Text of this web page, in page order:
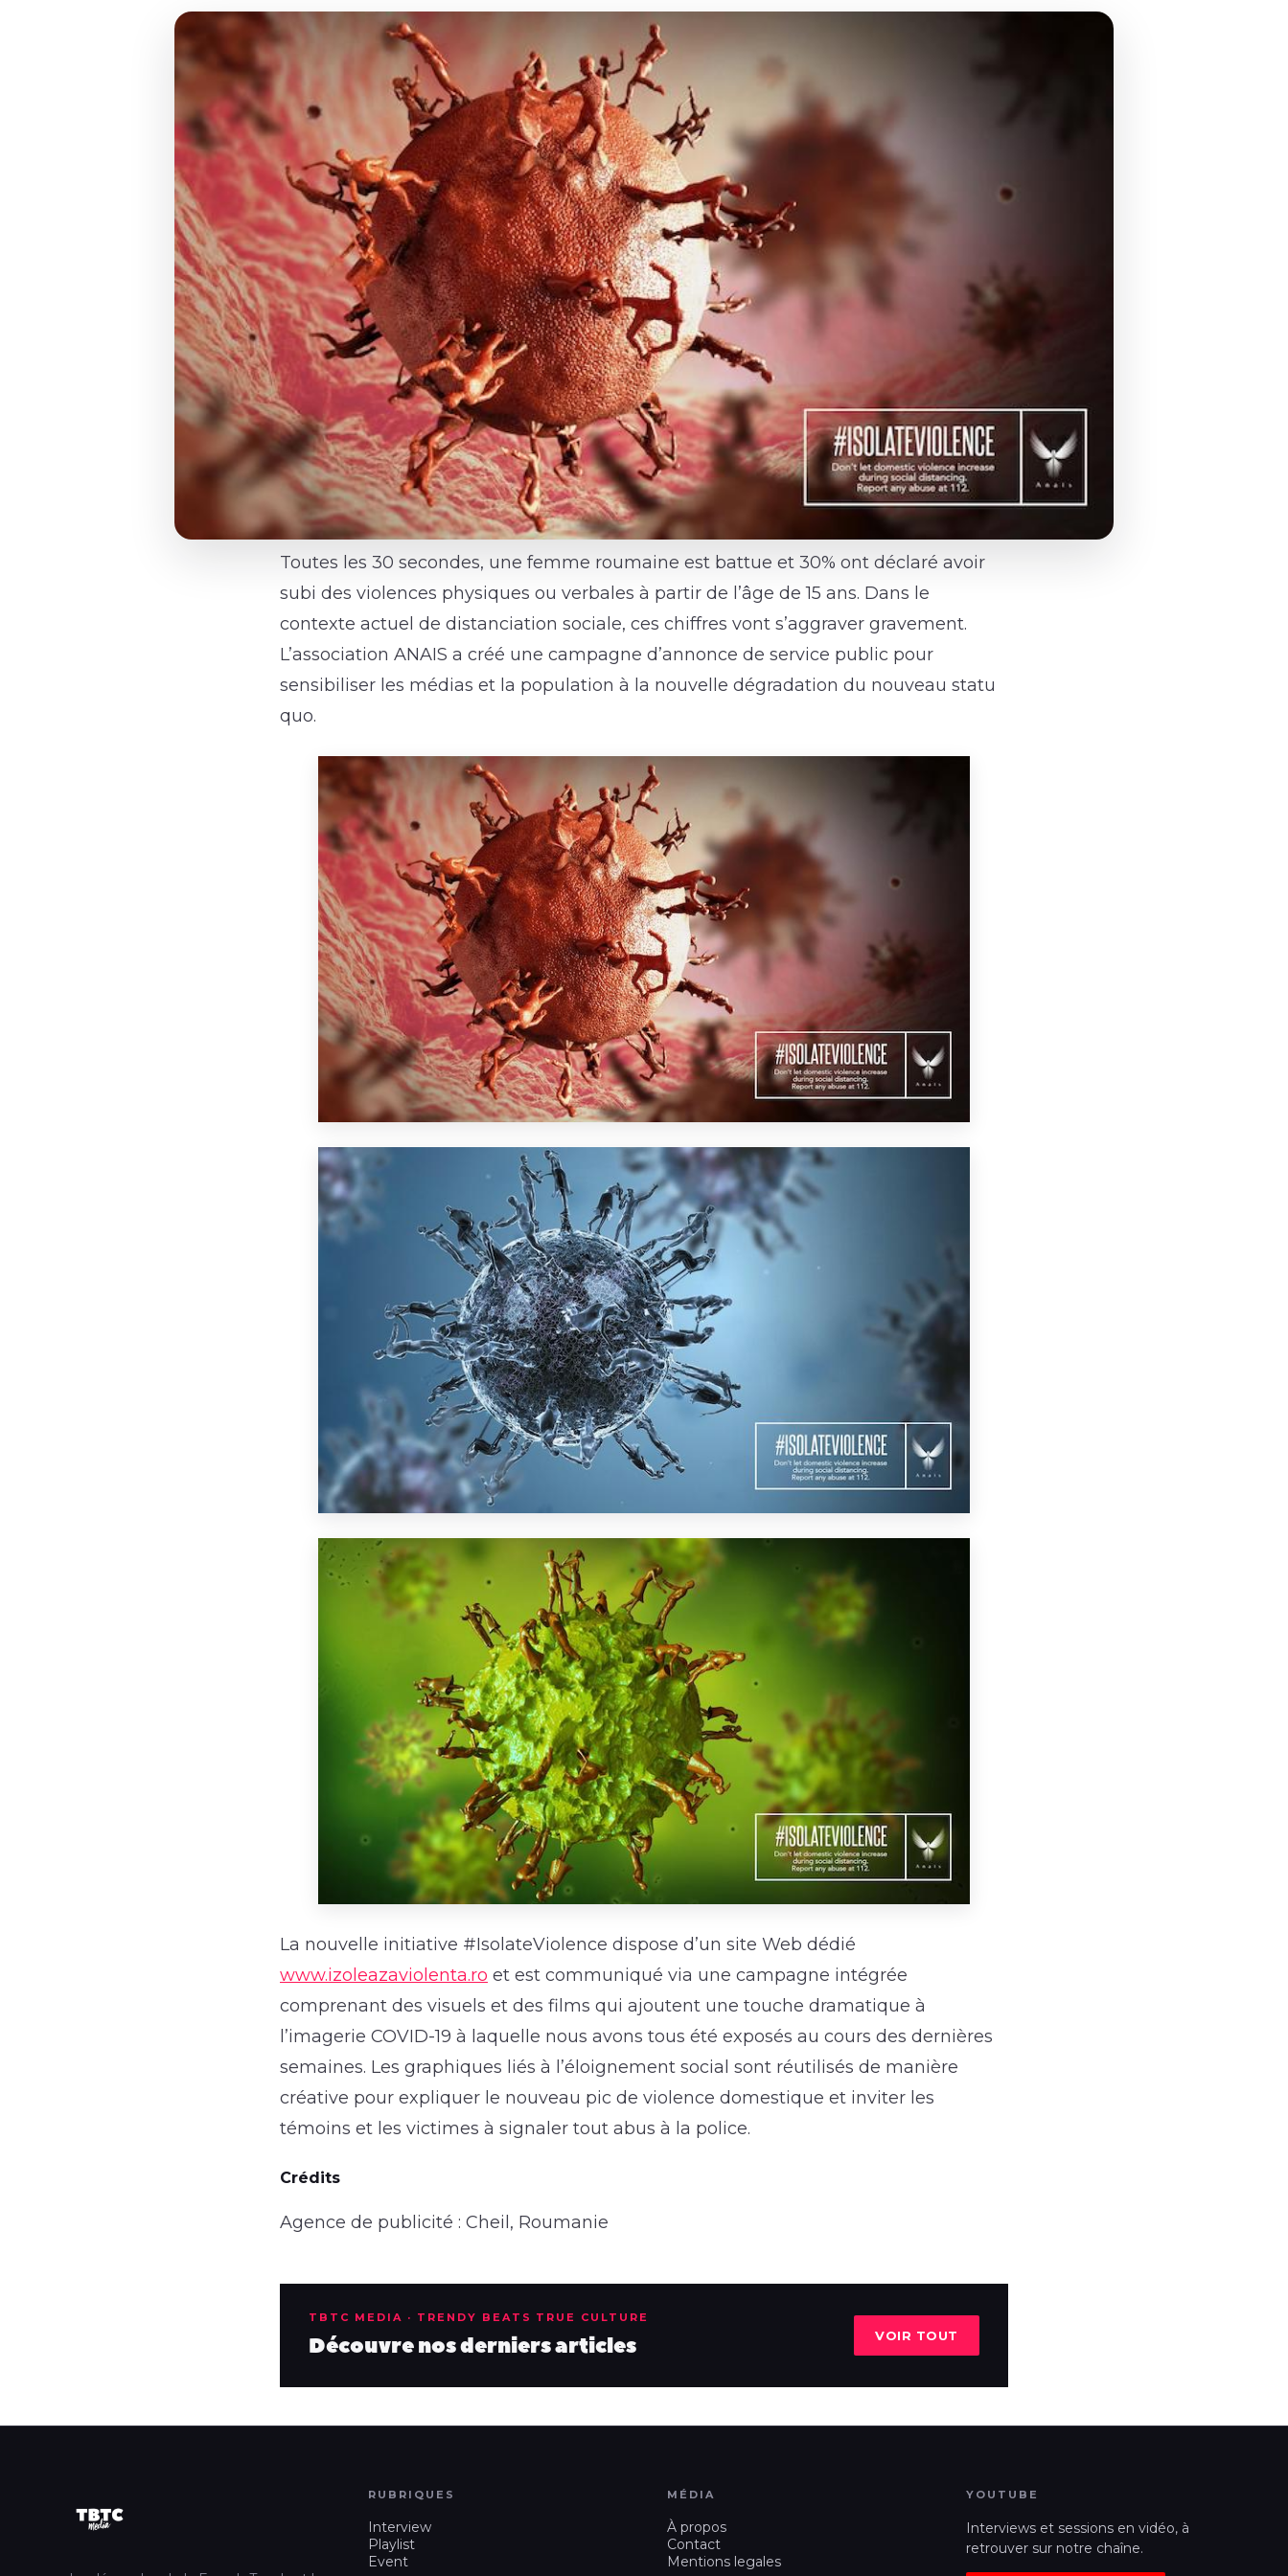
Toutes les 30 secondes, une femme roumaine est battue et 30% ont déclaré avoir
subi des violences physiques ou verbales à partir de l’âge de 15 ans. Dans le
contexte actuel de distanciation sociale, ces chiffres vont s’aggraver gravement.
L’association ANAIS a créé une campagne d’annonce de service public pour
sensibiliser les médias et la population à la nouvelle dégradation du nouveau statu
quo.
La nouvelle initiative #IsolateViolence dispose d’un site Web dédié
www.izoleazaviolenta.ro et est communiqué via une campagne intégrée
comprenant des visuels et des films qui ajoutent une touche dramatique à
l’imagerie COVID-19 à laquelle nous avons tous été exposés au cours des dernières
semaines. Les graphiques liés à l’éloignement social sont réutilisés de manière
créative pour expliquer le nouveau pic de violence domestique et inviter les
témoins et les victimes à signaler tout abus à la police.
Crédits
Agence de publicité : Cheil, Roumanie
TBTC MEDIA · TRENDY BEATS TRUE CULTURE
Découvre nos derniers articles VOIR TOUT
RUBRIQUES
Interview
Playlist
Event
MÉDIA
À propos
Contact
Mentions legales
YOUTUBE
Interviews et sessions en vidéo, à
retrouver sur notre chaîne.